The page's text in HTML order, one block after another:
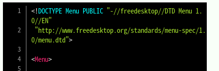
<!DOCTYPE Menu PUBLIC "-//freedesktop//DTD Menu 1.
0//EN"
"http://www.freedesktop.org/standards/menu-spec/1.
0/menu.dtd">
<Menu>